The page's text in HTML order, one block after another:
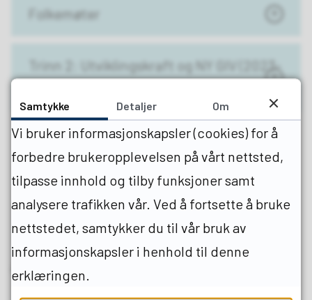
Folkemøter
Trinn 2: Utviklingskraft og NY GIV (2023-
Artikkelliste
Samtykke Detaljer Om
Vi bruker informasjonskapsler (cookies) for å
forbedre brukeropplevelsen på vårt nettsted,
tilpasse innhold og tilby funksjoner samt
analysere trafikken vår. Ved å fortsette å bruke
nettstedet, samtykker du til vår bruk av
informasjonskapsler i henhold til denne
erklæringen.